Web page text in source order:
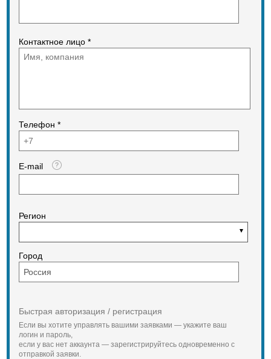
Контактное лицо *
Телефон *
E-mail
Регион
Город
Быстрая авторизация / регистрация
Если вы хотите управлять вашими заявками — укажите ваш
логин и пароль,
если у вас нет аккаунта — зарегистрируйтесь одновременно с
отправкой заявки.